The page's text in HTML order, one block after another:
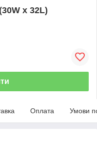
x 32L)
Оплата Умови